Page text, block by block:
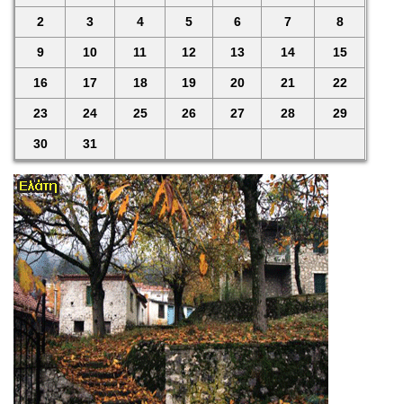
2 3 4 5 6 7 8
9 10 11 12 13 14 15
16 17 18 19 20 21 22
23 24 25 26 27 28 29
30 31